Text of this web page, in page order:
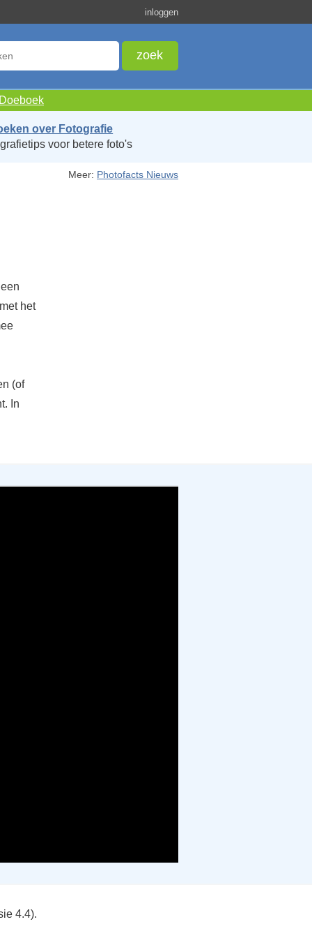
inloggen
over Fotografie
voor betere foto's
Meer: Photofacts Nieuws
het
(of
In
4.4).